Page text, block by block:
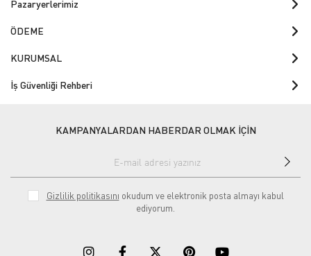
Pazaryerlerimiz
ÖDEME
KURUMSAL
İş Güvenliği Rehberi
KAMPANYALARDAN HABERDAR OLMAK İÇİN
Gizlilik politikasını okudum ve elektronik posta almayı kabul
ediyorum.